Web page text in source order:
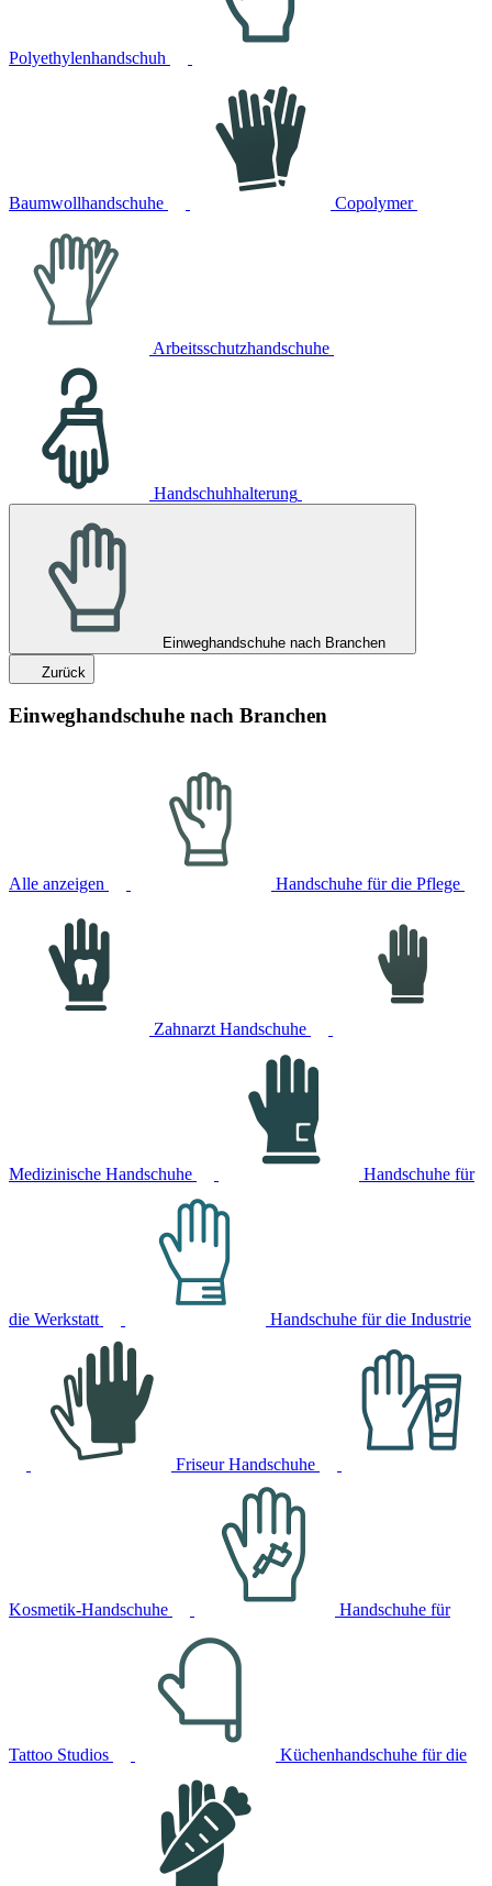
Polyethylenhandschuh
Baumwollhandschuhe Copolymer
Arbeitsschutzhandschuhe
Handschuhhalterung
Einweghandschuhe nach Branchen
Zurück
Einweghandschuhe nach Branchen
Alle anzeigen Handschuhe für die Pflege
Zahnarzt Handschuhe
Medizinische Handschuhe Handschuhe für
die Werkstatt Handschuhe für die Industrie
Friseur Handschuhe
Kosmetik-Handschuhe Handschuhe für
Tattoo Studios Küchenhandschuhe für die